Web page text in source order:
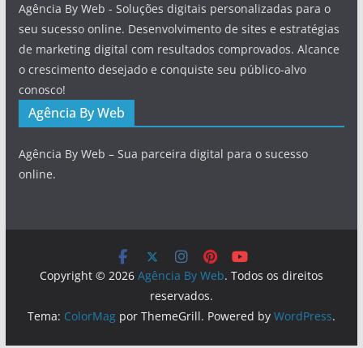
Agência By Web - Soluções digitais personalizadas para o
seu sucesso online. Desenvolvimento de sites e estratégias
de marketing digital com resultados comprovados. Alcance
o crescimento desejado e conquiste seu público-alvo
conosco!
Agência By Web
Agência By Web – Sua parceira digital para o sucesso
online.
Copyright © 2026 Agência By Web. Todos os direitos
reservados.
Tema: ColorMagpor ThemeGrill. Powered by WordPress.